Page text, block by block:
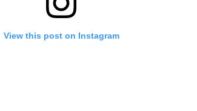
View this post on Instagram